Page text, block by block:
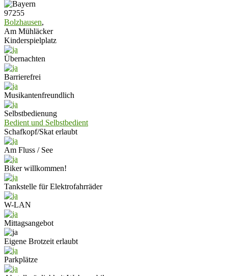
97255
Bolzhausen,
Am Mühläcker
Kinderspielplatz
Übernachten
Barrierefrei
Musikantenfreundlich
Selbstbedienung
Bedient und Selbstbedient
Schafkopf/Skat erlaubt
Am Fluss / See
Biker willkommen!
Tankstelle für Elektrofahrräder
W-LAN
Mittagsangebot
Eigene Brotzeit erlaubt
Parkplätze